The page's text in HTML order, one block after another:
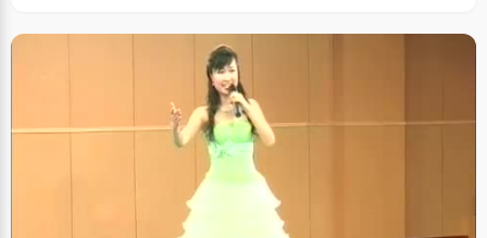
手一搏了。"命运是公平的，一年之后，曾春明拿到了福建省文科状元，几年
的努力终于得到了最好的回报。 家庭的艰辛让自己更加成熟 曾春明的家庭情
况不是特别好，父母都是从事一般的工作，上边还有两个姐姐在读书，三个
孩子每年的学习支出几乎耗去了全家的收入，父母平时省吃俭用，再辛苦也
要供三个孩子完成学业。曾春明体会到爸爸妈妈的艰辛，所以从来不会提出
任何过分的要求，有时间就会帮妈妈做家务，在生活的阅历上，曾春明比其
他孩子要成熟得多，学习上也倍加用功，不想辜负了爸爸妈妈的期望。拿到
状元的桂冠，曾春明首先要感谢的是自己的爸爸妈妈，为了自己，他们牺牲
了太多自己的追求，这个状元也是他们的一份辛劳。 启蒙教育都是两个姐姐
最大的乐趣就是给弟弟当小老师，教他绘画，识字，数学。曾春明很听话，
坐在小凳子上有模有样的跟着学，而且学得很认真，因此在幼儿园里，曾春